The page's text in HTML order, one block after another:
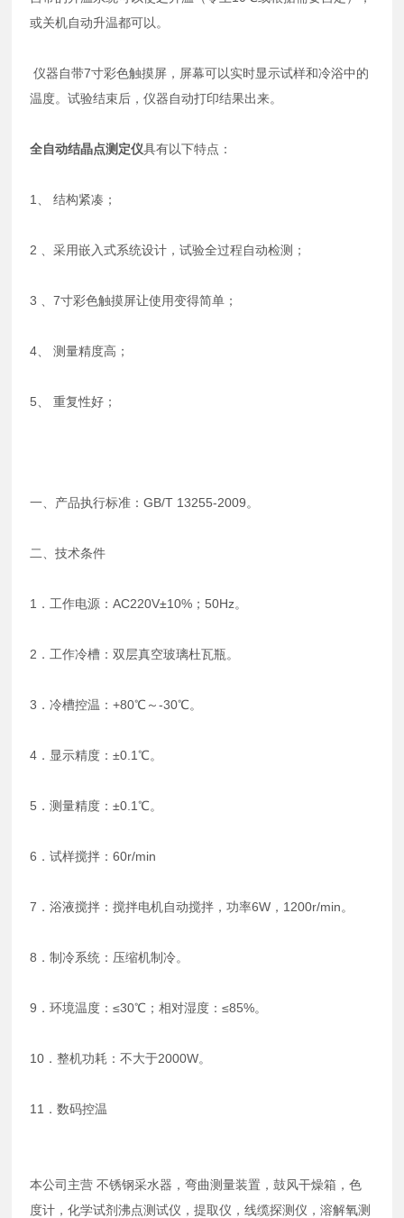
或关机自动升温都可以。
仪器自带7寸彩色触摸屏，屏幕可以实时显示试样和冷浴中的
温度。试验结束后，仪器自动打印结果出来。
全自动结晶点测定仪具有以下特点：
1、 结构紧凑；
2 、采用嵌入式系统设计，试验全过程自动检测；
3 、7寸彩色触摸屏让使用变得简单；
4、 测量精度高；
5、 重复性好；
一、产品执行标准：GB/T 13255-2009。
二、技术条件
1．工作电源：AC220V±10%；50Hz。
2．工作冷槽：双层真空玻璃杜瓦瓶。
3．冷槽控温：+80℃～-30℃。
4．显示精度：±0.1℃。
5．测量精度：±0.1℃。
6．试样搅拌：60r/min
7．浴液搅拌：搅拌电机自动搅拌，功率6W，1200r/min。
8．制冷系统：压缩机制冷。
9．环境温度：≤30℃；相对湿度：≤85%。
10．整机功耗：不大于2000W。
11．数码控温
本公司主营 不锈钢采水器，弯曲测量装置，鼓风干燥箱，色
度计，化学试剂沸点测试仪，提取仪，线缆探测仪，溶解氧测